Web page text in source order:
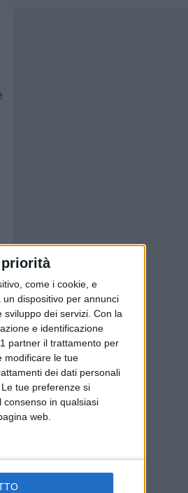
come i cookie, e
dispositivo per annunci
dei servizi. Con la
e identificazione
partner il trattamento per
modificare le tue
dei dati personali
tue preferenze si
in qualsiasi
web.